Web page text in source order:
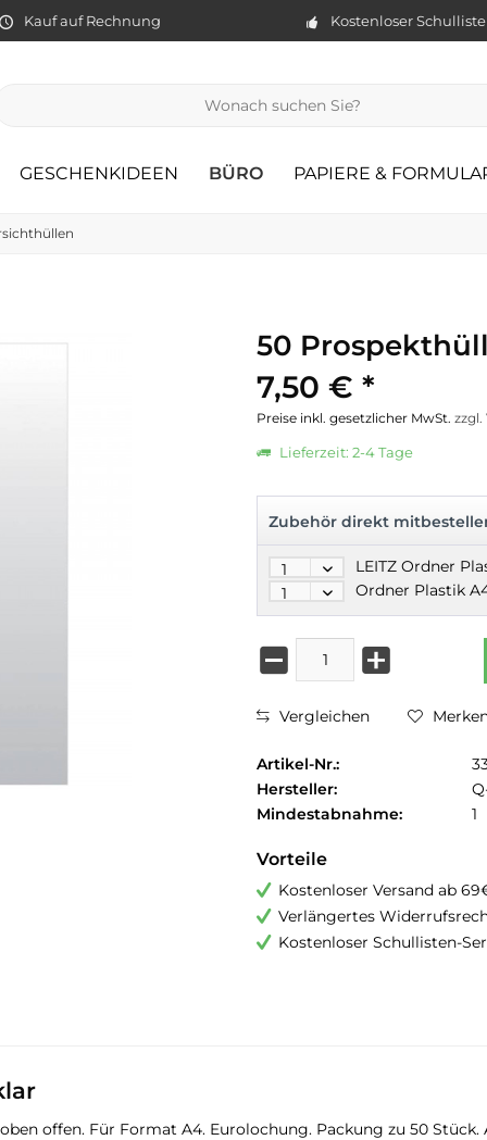
Kauf auf Rechnung Kostenloser
GESCHENKIDEEN BÜRO PAPIERE &
50
7,50 € *
Preise inkl. gesetzlicher MwSt. zzgl.
Lieferzeit: 2-4 Tage
Zubehör direkt
Vergleichen
Artikel-Nr.:
Hersteller:
Mindestabnahme:
1
Vorteile
Kostenloser Versand ab
Verlängertes
Kostenloser Schullisten-
offen. Für Format A4. Eurolochung. Packung zu 50